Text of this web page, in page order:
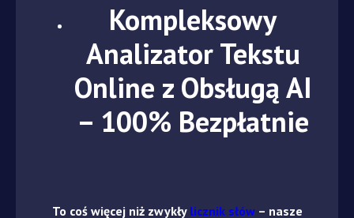
Kompleksowy
Analizator Tekstu
Online z Obsługą AI
– 100% Bezpłatnie
To coś więcej niż zwykły licznik słów – nasze